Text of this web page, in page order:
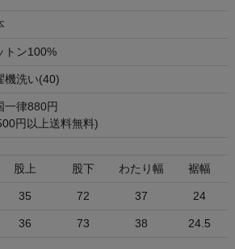
トン100%
機洗い(40)
一律880円
円以上送料無料)
股上 股下 わたり幅 裾幅
35 72 37 24
36 73 38 24.5